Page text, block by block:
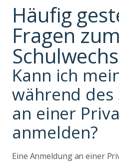
Häufig
Fragen zum
Kann ich
während des
an einer
anmelden?
Eine Anmeldung an einer